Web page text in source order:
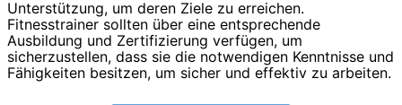
Unterstützung, um deren Ziele zu erreichen.
Fitnesstrainer sollten über eine entsprechende
Ausbildung und Zertifizierung verfügen, um
sicherzustellen, dass sie die notwendigen Kenntnisse und
Fähigkeiten besitzen, um sicher und effektiv zu arbeiten.